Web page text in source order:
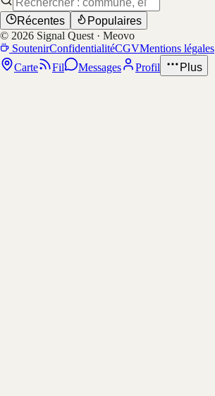
Récentes
Populaires
© 2026 Signal Quest · Meovo
SoutenirConfidentialitéCGVMentions légales
Carte
Fil Messages Profil Plus